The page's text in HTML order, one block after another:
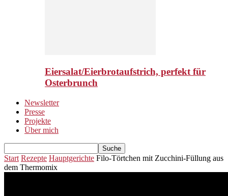
Eiersalat/Eierbrotaufstrich, perfekt für
Osterbrunch
Newsletter
Presse
Projekte
Über mich
Start Rezepte Hauptgerichte Filo-Törtchen mit Zucchini-Füllung aus
dem Thermomix